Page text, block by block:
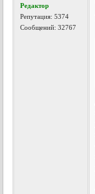
Редактор
Репутация:5374
Сообщений: 32767